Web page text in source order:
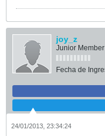
joy_z
Junior Member
Fecha de
24/01/2013, 23:34:24